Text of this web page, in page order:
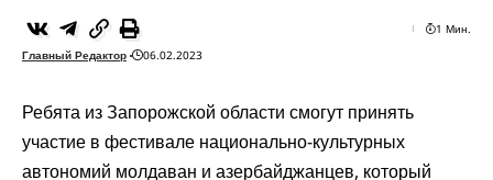
Главный Редактор 06.02.2023
1 Мин.
Ребята из Запорожской области смогут принять
участие в фестивале национально-культурных
автономий молдаван и азербайджанцев, который